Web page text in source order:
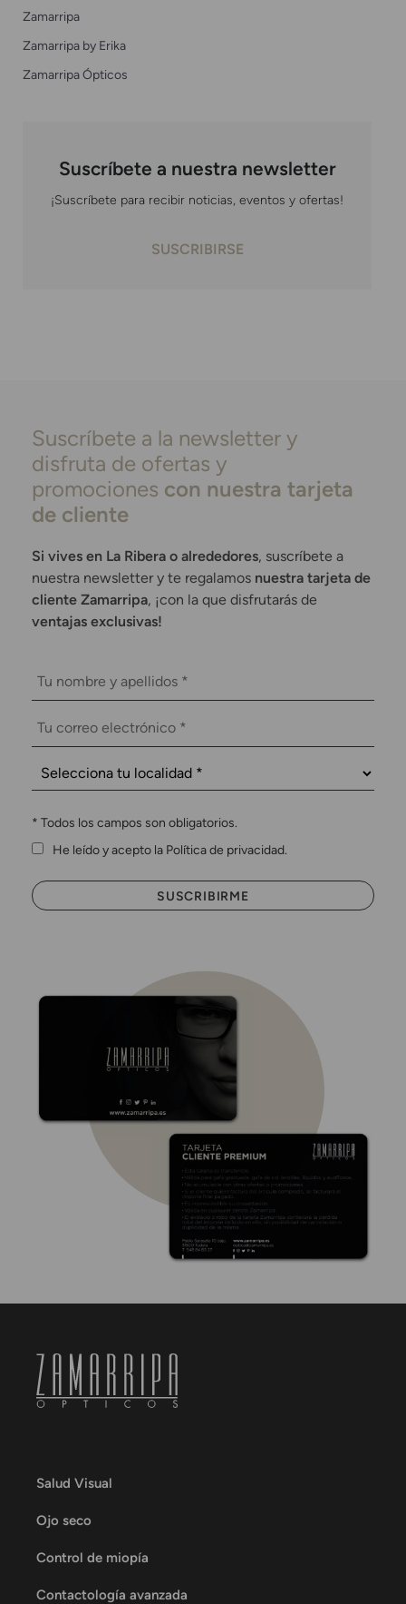
Zamarripa
Zamarripa by Erika
Zamarripa Ópticos
Suscríbete a nuestra newsletter
¡Suscríbete para recibir noticias, eventos y ofertas!
SUSCRIBIRSE
Suscríbete a la newsletter y
disfruta de ofertas y
promociones con nuestra tarjeta
de cliente
Si vives en La Ribera o alrededores, suscríbete a
nuestra newsletter y te regalamos nuestra tarjeta de
cliente Zamarripa, ¡con la que disfrutarás de
ventajas exclusivas!
* Todos los campos son obligatorios.
He leído y acepto la Política de privacidad.
Salud Visual
Ojo seco
Control de miopía
Contactología avanzada